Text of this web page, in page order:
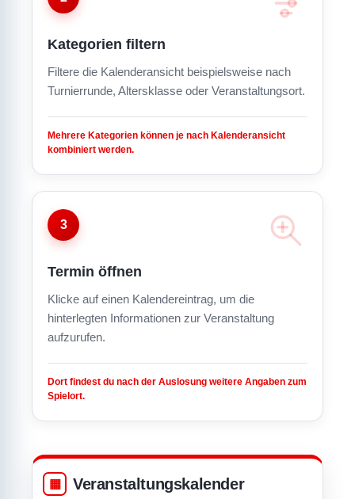
Kategorien filtern
Filtere die Kalenderansicht beispielsweise nach
Turnierrunde, Altersklasse oder Veranstaltungsort.
Mehrere Kategorien können je nach Kalenderansicht
kombiniert werden.
3
Termin öffnen
Klicke auf einen Kalendereintrag, um die
hinterlegten Informationen zur Veranstaltung
aufzurufen.
Dort findest du nach der Auslosung weitere Angaben zum
Spielort.
Veranstaltungskalender